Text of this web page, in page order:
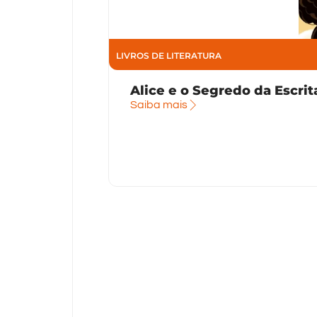
LIVROS DE LITERATURA
Alice e o Segredo da
Saiba mais